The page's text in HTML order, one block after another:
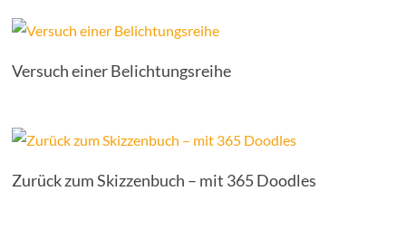
Versuch einer Belichtungsreihe
Zurück zum Skizzenbuch – mit 365 Doodles